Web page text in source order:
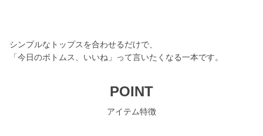
シンプルなトップスを合わせるだけで、
「今日のボトムス、いいね」って言いたくなる一本です。
POINT
アイテム特徴